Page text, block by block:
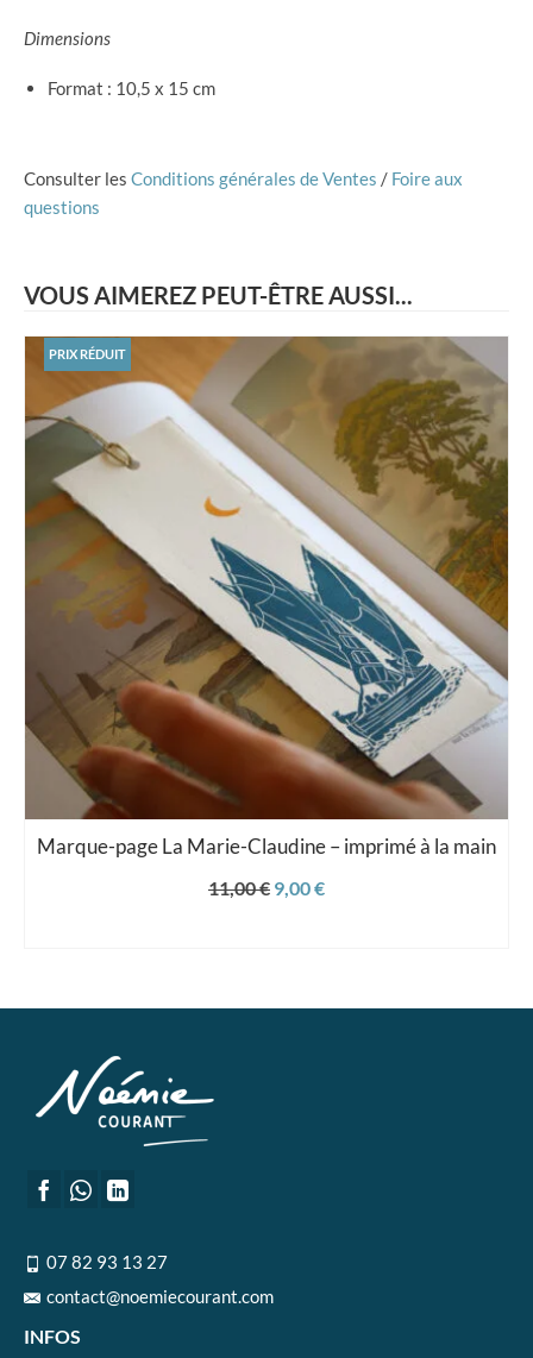
Dimensions
Format : 10,5 x 15 cm
Consulter les Conditions générales de Ventes / Foire aux
questions
VOUS AIMEREZ PEUT-ÊTRE AUSSI...
PRIX RÉDUIT
Marque-page La Marie-Claudine – imprimé à la main
11,00€ Le
9,00€Le
07 82 93 13 27
contact@noemiecourant.com
INFOS